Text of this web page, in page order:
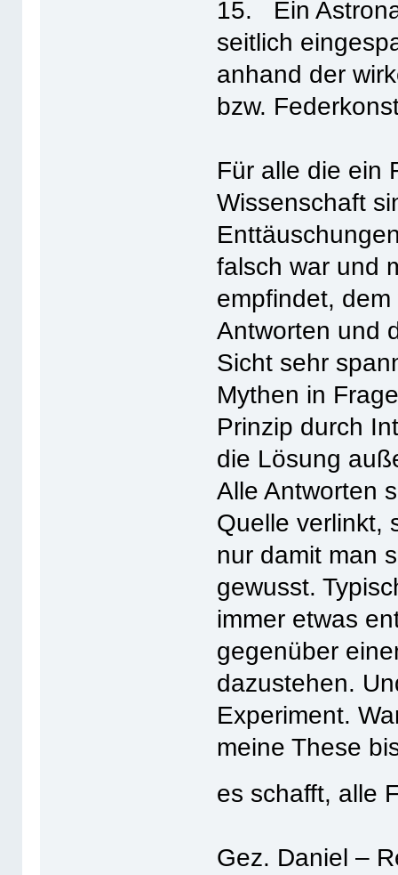
15. Ein
seitlich
anhand der
bzw.
Für alle die ein
Wissenschaft
falsch war und
empfindet,
Antworten und
Sicht sehr
Mythen in
Prinzip durch
die Lösung
Alle Antworten
Quelle verlinkt,
nur damit man
gewusst.
immer etwas
gegenüber
dazustehen.
Experiment.
meine These
es schafft, alle
Gez. Daniel –